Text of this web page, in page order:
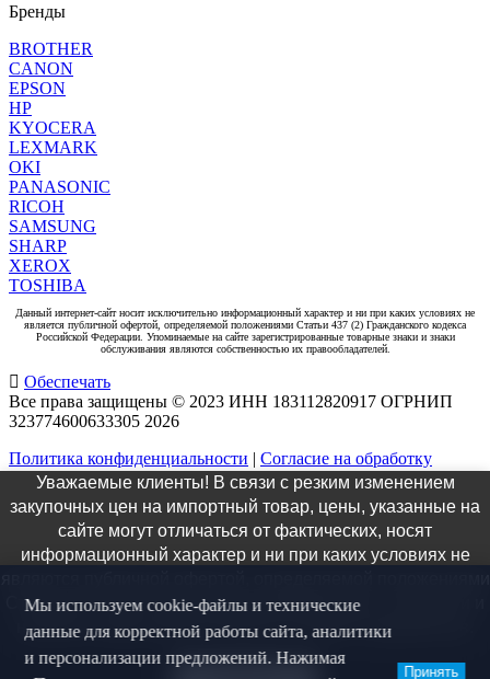
Бренды
BROTHER
CANON
EPSON
HP
KYOCERA
LEXMARK
OKI
PANASONIC
RICOH
SAMSUNG
SHARP
XEROX
TOSHIBA
Данный интернет-сайт носит исключительно информационный характер и ни при каких условиях не
является публичной офертой, определяемой положениями Статьи 437 (2) Гражданского кодекса
Российской Федерации. Упоминаемые на сайте зарегистрированные товарные знаки и знаки
обслуживания являются собственностью их правообладателей.
Обеспечать
Все права защищены © 2023 ИНН 183112820917 ОГРНИП
323774600633305 2026
Политика конфиденциальности | Согласие на обработку
персональных данных |Согласие на рекламную
Заказ звонка
Мы используем cookie-файлы и технические
данные для корректной работы сайта, аналитики
и персонализации предложений. Нажимая
Принять
Уважаемые клиенты! В связи с резким изменением
закупочных цен на импортный товар, цены, указанные на
сайте могут отличаться от фактических, носят
информационный характер и ни при каких условиях не
Статьи 437 ГК РФ. Актуальную информацию о стоимости и
наличии товара можно получить у наших специалистов.